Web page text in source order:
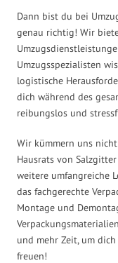
Dann bist du bei
genau richtig! Wir
Umzugsspezialisten
logistische
dich während des
reibungslos und
Wir kümmern uns
Hausrats von
weitere umfangreiche
das fachgerechte
Montage und
und mehr Zeit, um
freuen!